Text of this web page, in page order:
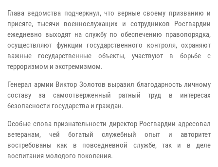
Глава ведомства подчеркнул, что верные своему призванию и
присяге, тысячи военнослужащих и сотрудников Росгвардии
ежедневно выходят на службу по обеспечению правопорядка,
осуществляют функции государственного контроля, охраняют
важные государственные объекты, участвуют в борьбе с
терроризмом и экстремизмом.
Генерал армии Виктор Золотов выразил благодарность личному
составу за самоотверженный ратный труд в интересах
безопасности государства и граждан.
Особые слова признательности директор Росгвардии адресовал
ветеранам, чей богатый служебный опыт и авторитет
востребованы как в повседневной службе, так и в деле
воспитания молодого поколения.